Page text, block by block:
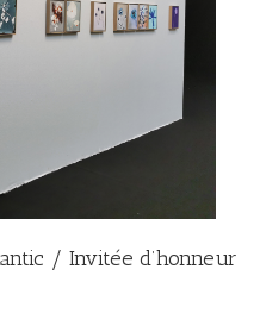
/ Invitée d’honneur